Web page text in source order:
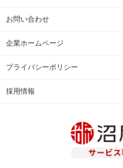
お問い合わせ
企業ホームページ
プライバシーポリシー
採用情報